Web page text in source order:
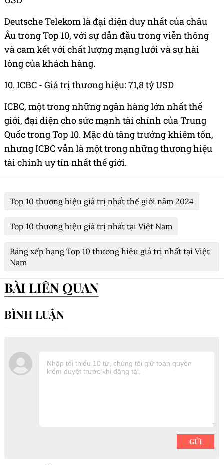
Deutsche Telekom là đại diện duy nhất của châu
Âu trong Top 10, với sự dẫn đầu trong viễn thông
và cam kết với chất lượng mạng lưới và sự hài
lòng của khách hàng.
10. ICBC - Giá trị thương hiệu: 71,8 tỷ USD
ICBC, một trong những ngân hàng lớn nhất thế
giới, đại diện cho sức mạnh tài chính của Trung
Quốc trong Top 10. Mặc dù tăng trưởng khiêm tốn,
nhưng ICBC vẫn là một trong những thương hiệu
tài chính uy tín nhất thế giới.
Top 10 thương hiệu giá trị nhất thế giới năm 2024
Top 10 thương hiệu giá trị nhất tại Việt Nam
Bảng xếp hạng Top 10 thương hiệu giá trị nhất tại Việt
Nam
BÀI LIÊN QUAN